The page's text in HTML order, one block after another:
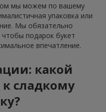
мы можем по вашему
упаковка или
Мы обязательно
подарок букет
впечатление.
какой
сладкому